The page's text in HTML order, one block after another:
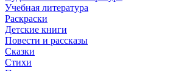
Учебная литература
Раскраски
Детские книги
Повести и рассказы
Сказки
Стихи